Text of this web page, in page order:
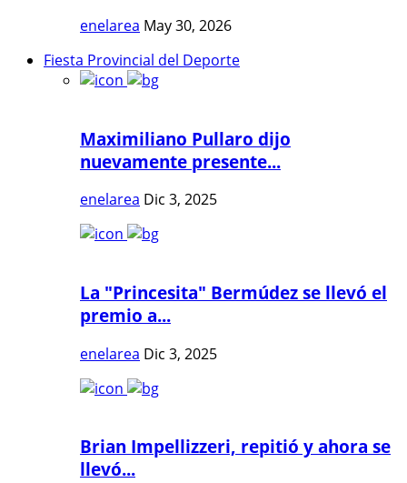
enelarea May 30, 2026
Fiesta Provincial del Deporte
Maximiliano Pullaro dijo
nuevamente presente...
enelarea Dic 3, 2025
La "Princesita" Bermúdez se llevó el
premio a...
enelarea Dic 3, 2025
Brian Impellizzeri, repitió y ahora se
llevó...